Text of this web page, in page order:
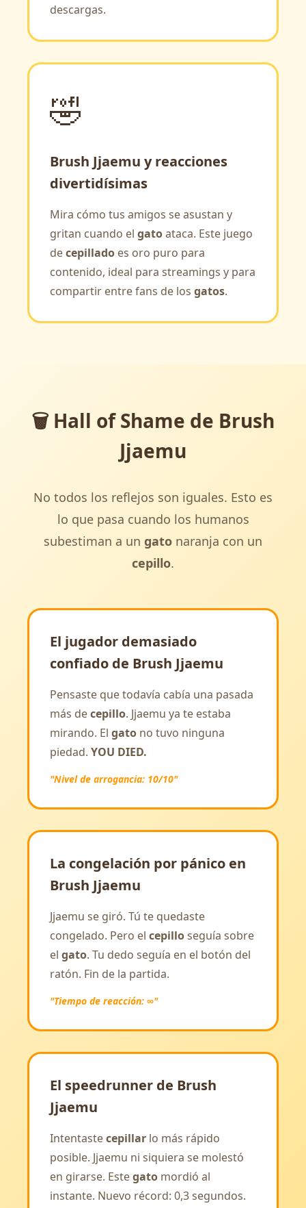
descargas.
🤣
Brush Jjaemu y reacciones
divertidísimas
Mira cómo tus amigos se asustan y
gritan cuando el gatoataca. Este juego
decepillado es oro puro para
contenido, ideal para streamings y para
compartir entre fans de los gatos.
🗑️ Hall of Shame de Brush
Jjaemu
No todos los reflejos son iguales. Esto es
lo que pasa cuando los humanos
subestiman a un gato naranja con un
cepillo.
El jugador demasiado
confiado de Brush Jjaemu
Pensaste que todavía cabía una pasada
más decepillo. Jjaemu ya te estaba
mirando. El gato no tuvo ninguna
piedad. YOU DIED.
"Nivel de arrogancia: 10/10"
La congelación por pánico en
Brush Jjaemu
Jjaemu se giró. Tú te quedaste
congelado. Pero el cepilloseguía sobre
el gato. Tu dedo seguía en el botón del
ratón. Fin de la partida.
"Tiempo de reacción: ∞"
El speedrunner de Brush
Jjaemu
Intentastecepillar lo más rápido
posible. Jjaemu ni siquiera se molestó
en girarse. Estegato mordió al
instante. Nuevo récord: 0,3 segundos.